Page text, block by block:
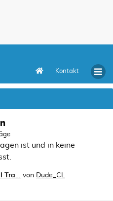
Kontakt
ist und in keine
Tra… von Dude_CL